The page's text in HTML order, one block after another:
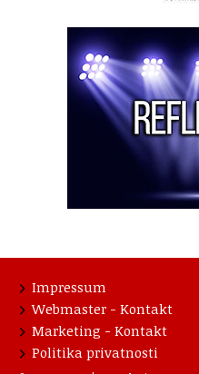
Impressum
Webmaster - Kontakt
Marketing - Kontakt
Politika privatnosti